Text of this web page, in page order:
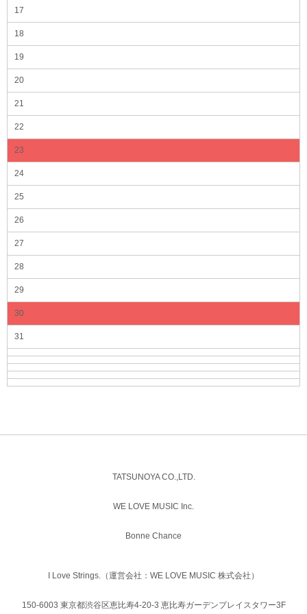
17
18
19
20
21
22
23
24
25
26
27
28
29
30
31
TATSUNOYA CO.,LTD.
WE LOVE MUSIC Inc.
Bonne Chance
I Love Strings.（運営会社：WE LOVE MUSIC 株式会社）
150-6003 東京都渋谷区恵比寿4-20-3 恵比寿ガーデンプレイスタワー3F